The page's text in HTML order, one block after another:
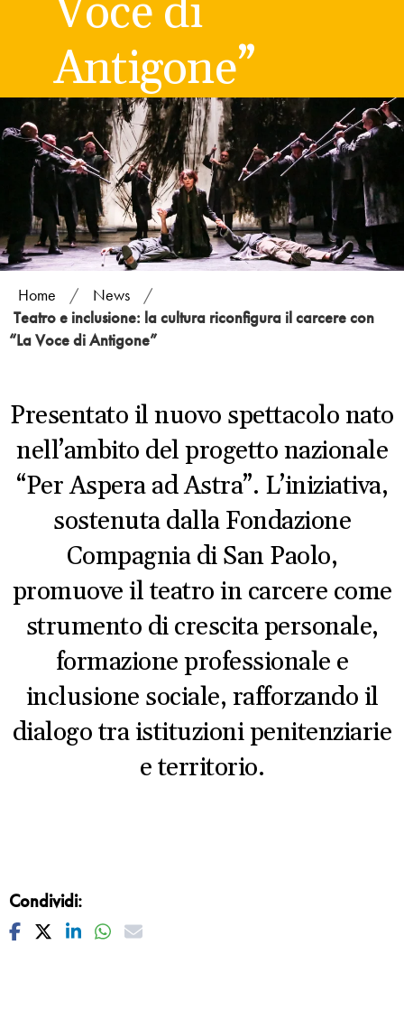
Voce di
Antigone”
Home / News
/
Teatro e inclusione: la cultura riconfigura il carcere con
“La Voce di Antigone”
Presentato il nuovo spettacolo nato
nell’ambito del progetto nazionale
“Per Aspera ad Astra”. L’iniziativa,
sostenuta dalla Fondazione
Compagnia di San Paolo,
promuove il teatro in carcere come
strumento di crescita personale,
formazione professionale e
inclusione sociale, rafforzando il
dialogo tra istituzioni penitenziarie
e territorio.
Condividi:
Facebook
TwitterLinkedinWhatsapp
Mail